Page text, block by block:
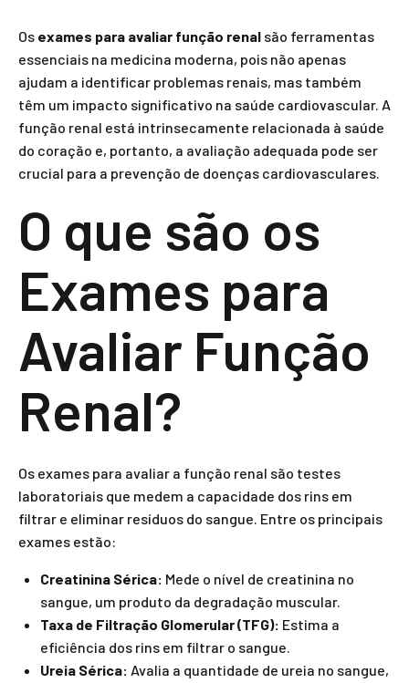
Os exames para avaliar função renal são ferramentas
essenciais na medicina moderna, pois não apenas
ajudam a identificar problemas renais, mas também
têm um impacto significativo na saúde cardiovascular. A
função renal está intrinsecamente relacionada à saúde
do coração e, portanto, a avaliação adequada pode ser
crucial para a prevenção de doenças cardiovasculares.
O que são os
Exames para
Avaliar Função
Renal?
Os exames para avaliar a função renal são testes
laboratoriais que medem a capacidade dos rins em
filtrar e eliminar resíduos do sangue. Entre os principais
exames estão:
Creatinina Sérica: Mede o nível de creatinina no
sangue, um produto da degradação muscular.
Taxa de Filtração Glomerular (TFG): Estima a
eficiência dos rins em filtrar o sangue.
Ureia Sérica: Avalia a quantidade de ureia no sangue,